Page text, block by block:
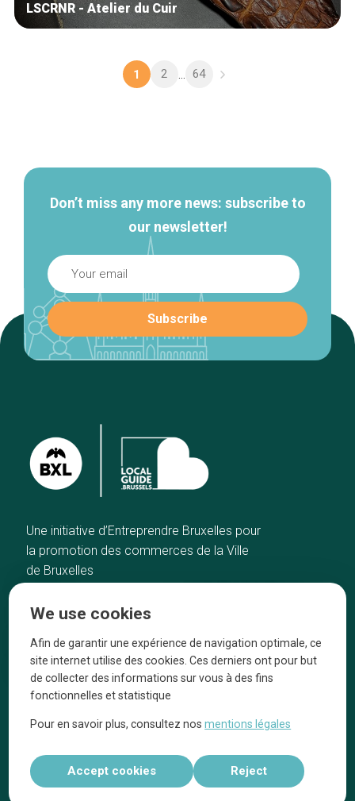
LSCRNR - Atelier du Cuir
1 2 ... 64
Don’t miss any more news: subscribe to
our newsletter!
Une initiative d’Entreprendre Bruxelles pour
la promotion des commerces de la Ville
de Bruxelles
Our top picks
Neighborhoods
Blog
Tops 10
They talk about us
Legal information
Réalisé par
We use cookies
Afin de garantir une expérience de navigation optimale, ce
site internet utilise des cookies. Ces derniers ont pour but
de collecter des informations sur vous à des fins
fonctionnelles et statistique
Pour en savoir plus, consultez nosmentions légales
Accept cookies Reject